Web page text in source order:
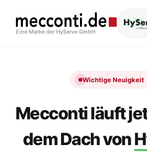
Eine Marke der HyServe GmbH
Wichtige Neuigkeit
Mecconti läuft
dem Dach von